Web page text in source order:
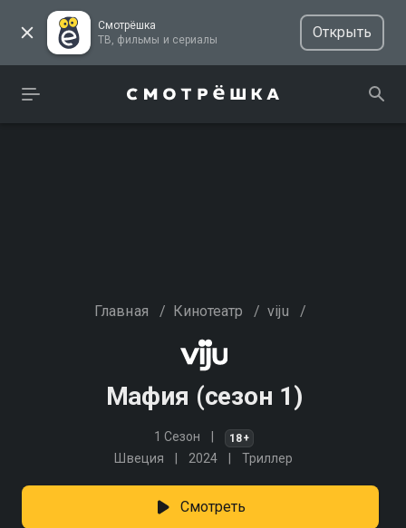
Смотрёшка
ТВ, фильмы и сериалы
Открыть
Главная / Кинотеатр / viju /
Мафия (сезон 1)
1 Сезон 18+
Швеция 2024 Триллер
Смотреть